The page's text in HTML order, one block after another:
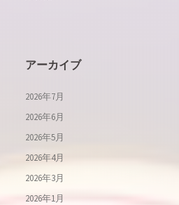
アーカイブ
2026年7月
2026年6月
2026年5月
2026年4月
2026年3月
2026年1月